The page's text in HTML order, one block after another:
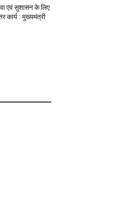
एवं सुशासन के लिए
कार्य : मुख्यमंत्री